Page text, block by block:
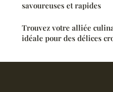
savoureuses et rapides
Trouvez votre alliée
idéale pour des délices